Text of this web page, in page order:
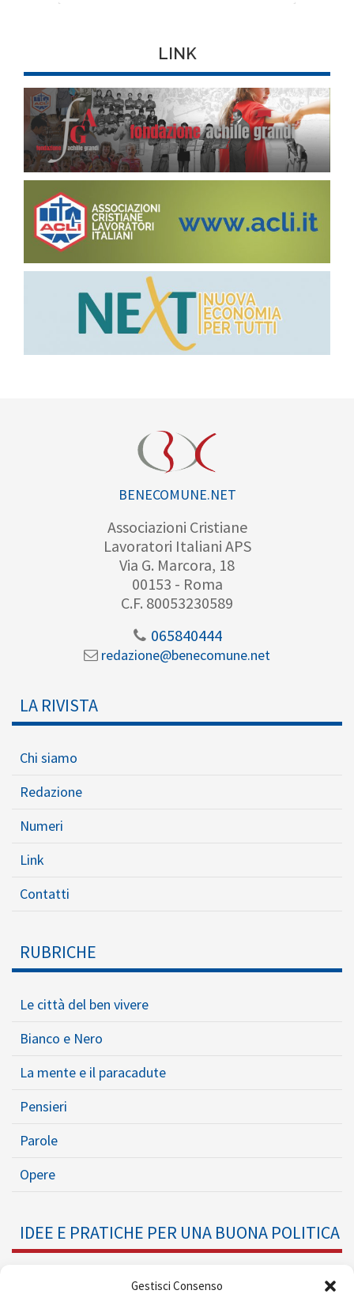
Gestisci Consenso
LINK
BENECOMUNE.NET
Associazioni Cristiane
Lavoratori Italiani APS
Via G. Marcora, 18
00153 - Roma
C.F. 80053230589
065840444
redazione@benecomune.net
LA RIVISTA
Chi siamo
Redazione
Numeri
Link
Contatti
RUBRICHE
Le città del ben vivere
Bianco e Nero
La mente e il paracadute
Pensieri
Parole
Opere
IDEE E PRATICHE PER UNA BUONA POLITICA